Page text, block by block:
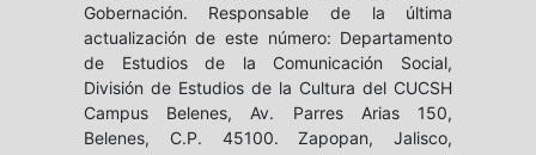
Gobernación. Responsable de la última
actualización de este número: Departamento
de Estudios de la Comunicación Social,
División de Estudios de la Cultura del CUCSH
Campus Belenes, Av. Parres Arias 150,
Belenes, C.P. 45100. Zapopan, Jalisco,